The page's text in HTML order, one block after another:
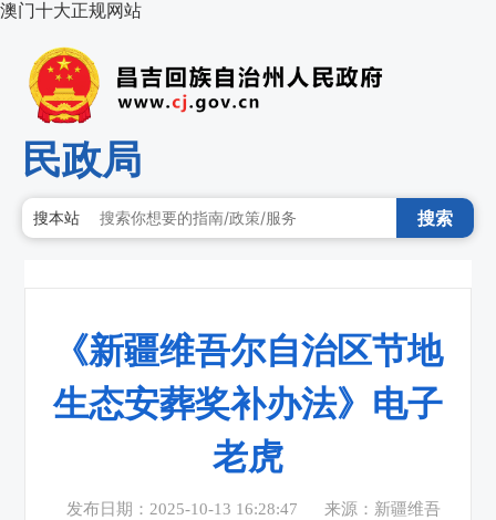
澳门十大正规网站
民政局
搜本站 搜索
《新疆维吾尔自治区节地
生态安葬奖补办法》电子
老虎
发布日期：2025-10-13 16:28:47
来源：新疆维吾